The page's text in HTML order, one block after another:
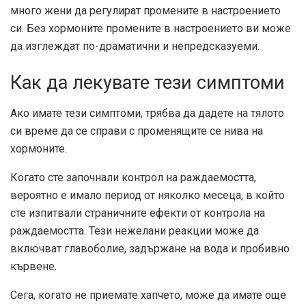
много жени да регулират промените в настроението
си. Без хормоните промените в настроението ви може
да изглеждат по-драматични и непредсказуеми.
Как да лекувате тези симптоми
Ако имате тези симптоми, трябва да дадете на тялото
си време да се справи с променящите се нива на
хормоните.
Когато сте започнали контрол на раждаемостта,
вероятно е имало период от няколко месеца, в който
сте изпитвали страничните ефекти от контрола на
раждаемостта. Тези нежелани реакции може да
включват главоболие, задържане на вода и пробивно
кървене.
Сега, когато не приемате хапчето, може да имате още